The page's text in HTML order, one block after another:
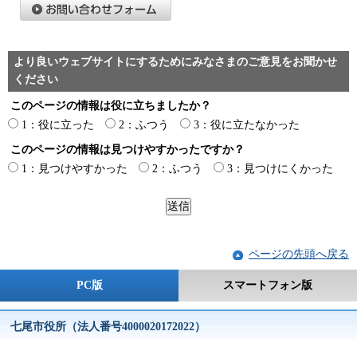
より良いウェブサイトにするためにみなさまのご意見をお聞かせ
ください
このページの情報は役に立ちましたか？
1：役に立った
2：ふつう 3：役に立たなかった
このページの情報は見つけやすかったですか？
1：見つけやすかった
2：ふつう 3：見つけにくかった
ページの先頭へ戻る
PC版 スマートフォン版
七尾市役所（法人番号4000020172022）